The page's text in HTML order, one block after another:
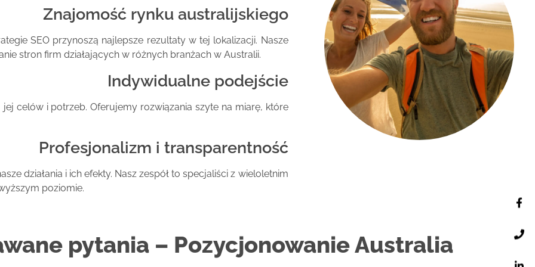
Znajomość rynku australijskiego
SEO przynoszą najlepsze rezultaty w tej lokalizacji. Nasze
stron firm działających w różnych branżach w Australii.
Indywidualne podejście
celów i potrzeb. Oferujemy rozwiązania szyte na miarę, które
Profesjonalizm i transparentność
działania i ich efekty. Nasz zespół to specjaliści z wieloletnim
poziomie.
pytania – Pozycjonowanie Australia